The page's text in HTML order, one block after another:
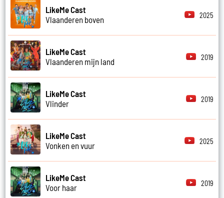
LikeMe Cast
Vlaanderen boven
2025
LikeMe Cast
Vlaanderen mijn land
2019
LikeMe Cast
Vlinder
2019
LikeMe Cast
Vonken en vuur
2025
LikeMe Cast
Voor haar
2019